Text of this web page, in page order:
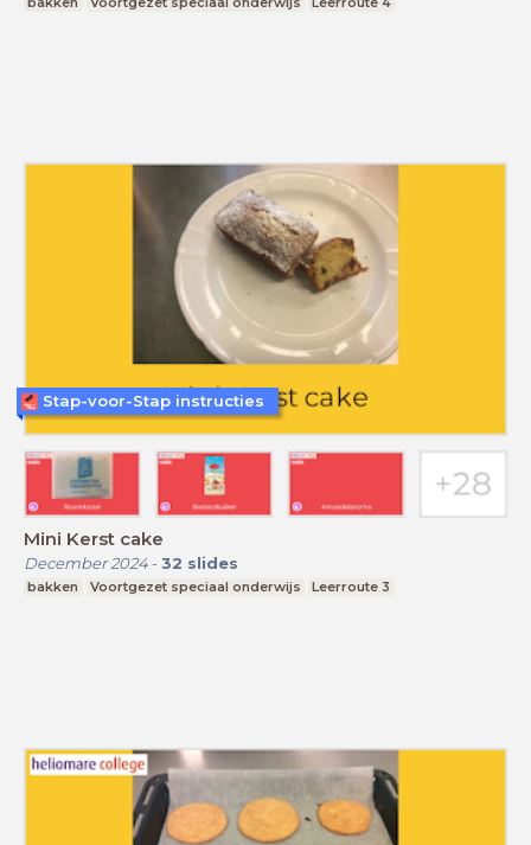
Mini Kerst cake
December 2024- 32 slides
bakken Voortgezet speciaal onderwijs Leerroute 3
Stap-voor-Stap instructies